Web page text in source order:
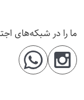
ما را در شبکه‌های